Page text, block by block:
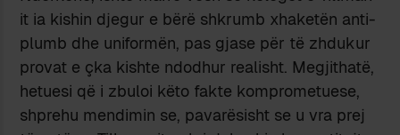
it ia kishin djegur e bërë shkrumb xhaketën anti-
plumb dhe uniformën, pas gjase për të zhdukur
provat e çka kishte ndodhur realisht. Megjithatë,
hetuesi që i zbuloi këto fakte komprometuese,
shprehu mendimin se, pavarësisht se u vra prej